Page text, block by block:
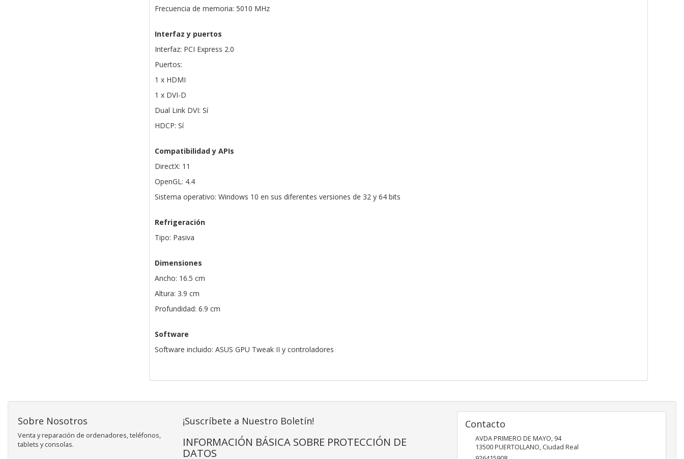
Frecuencia de memoria: 5010 MHz
Interfaz y puertos
Interfaz: PCI Express 2.0
Puertos:
1 x HDMI
1 x DVI-D
Dual Link DVI: Sí
HDCP: Sí
Compatibilidad y APIs
DirectX: 11
OpenGL: 4.4
Sistema operativo: Windows 10 en sus diferentes versiones de 32 y 64 bits
Refrigeración
Tipo: Pasiva
Dimensiones
Ancho: 16.5 cm
Altura: 3.9 cm
Profundidad: 6.9 cm
Software
Software incluido: ASUS GPU Tweak II y controladores
Sobre Nosotros
Venta y reparación de ordenadores, teléfonos,
tablets y consolas.
¡Suscríbete a Nuestro Boletín!
INFORMACIÓN BÁSICA SOBRE PROTECCIÓN DE
DATOS
Contacto
AVDA PRIMERO DE MAYO, 94
13500PUERTOLLANO, Ciudad Real